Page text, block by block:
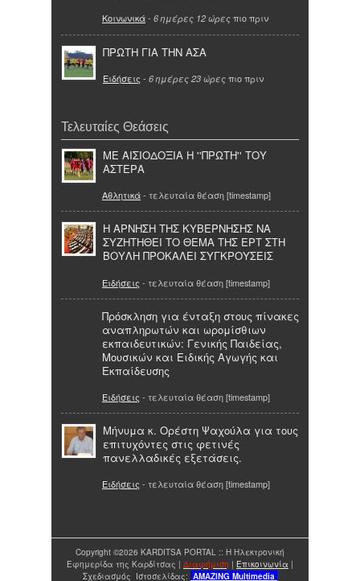
Κοινωνικά- 6 ημέρες 12 ώρες πιο πριν
ΠΡΩΤΗ ΓΙΑ ΤΗΝ ΑΣΑ
Ειδήσεις - 6 ημέρες 23 ώρες πιο πριν
Τελευταίες Θεάσεις
ΜΕ ΑΙΣΙΟΔΟΞΙΑ Η ''ΠΡΩΤΗ'' ΤΟΥ
ΑΣΤΕΡΑ
Αθλητικά- τελευταία θέαση [timestamp]
Η ΑΡΝΗΣΗ ΤΗΣ ΚΥΒΕΡΝΗΣΗΣ ΝΑ
ΣΥΖΗΤΗΘΕΙ ΤΟ ΘΕΜΑ ΤΗΣ ΕΡΤ ΣΤΗ
ΒΟΥΛΗ ΠΡΟΚΑΛΕΙ ΣΥΓΚΡΟΥΣΕΙΣ
Ειδήσεις - τελευταία θέαση [timestamp]
Πρόσκληση για ένταξη στους πίνακες
αναπληρωτών και ωρομίσθιων
εκπαιδευτικών: Γενικής Παιδείας,
Μουσικών και Ειδικής Αγωγής και
Εκπαίδευσης
Ειδήσεις - τελευταία θέαση [timestamp]
Μήνυμα κ. Ορέστη Ψαχούλα για τους
επιτυχόντες στις φετινές
πανελλαδικές εξετάσεις.
Ειδήσεις - τελευταία θέαση [timestamp]
Copyright ©2026 KARDITSA PORTAL :: Η Ηλεκτρονική
Εφημερίδα της Καρδίτσας | Διαφήμιση | Επικοινωνία |
Σχεδιασμός Ιστοσελίδας: AMAZING Multimedia